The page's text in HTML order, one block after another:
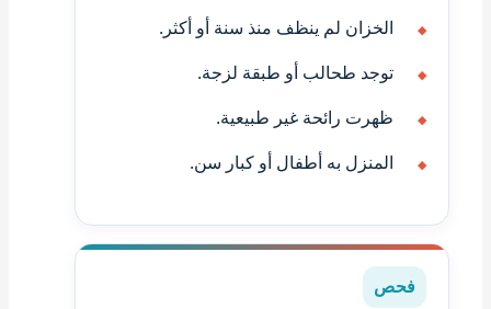
الخزان لم ينظف منذ سنة أو أكثر.
توجد طحالب أو طبقة لزجة.
ظهرت رائحة غير طبيعية.
المنزل به أطفال أو كبار سن.
فحص